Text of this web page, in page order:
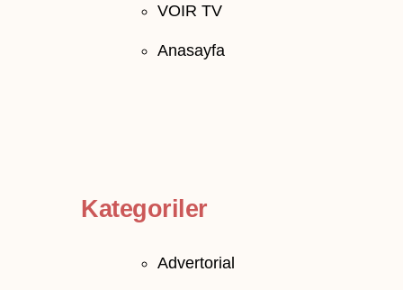
VOIR TV
Anasayfa
Kategoriler
Advertorial